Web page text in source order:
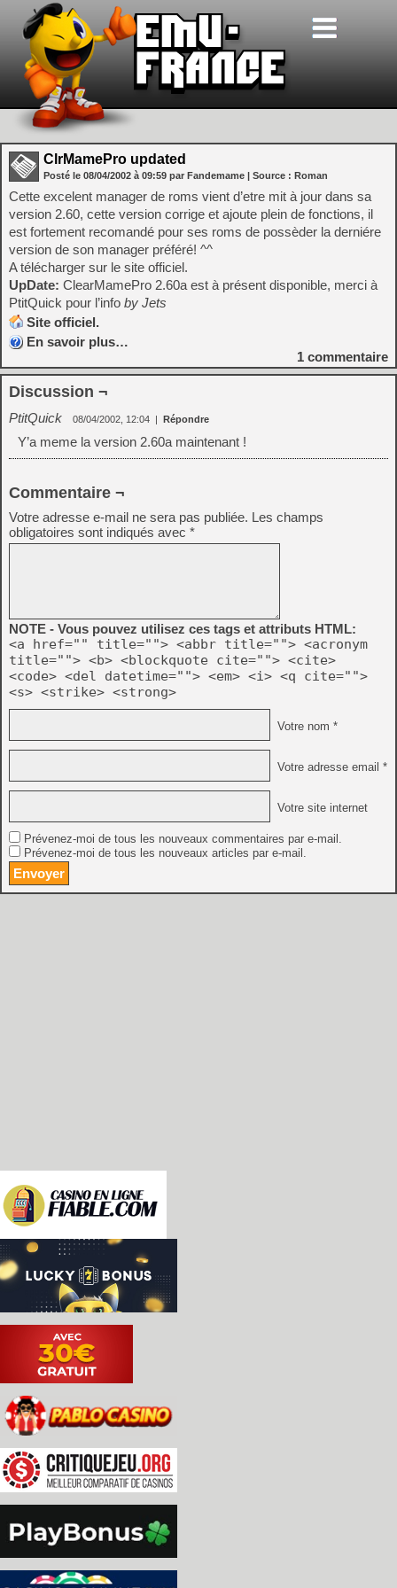
ClrMamePro updated
Posté le 08/04/2002 à 09:59 par Fandemame | Source : Roman
Cette excelent manager de roms vient d’etre mit à jour dans sa
version 2.60, cette version corrige et ajoute plein de fonctions, il
est fortement recomandé pour ses roms de possèder la derniére
version de son manager préféré! ^^
A télécharger sur le site officiel.
UpDate: ClearMamePro 2.60a est à présent disponible, merci à
PtitQuick pour l’info by Jets
Site officiel.
En savoir plus…
1 commentaire
Discussion ¬
PtitQuick 08/04/2002, 12:04 | Répondre
Y’a meme la version 2.60a maintenant !
Commentaire ¬
Votre adresse e-mail ne sera pas publiée. Les champs
obligatoires sont indiqués avec *
NOTE - Vous pouvez utilisez ces tags et attributs HTML:
<a href="" title=""> <abbr title=""> <acronym
title=""> <b> <blockquote cite=""> <cite>
<code> <del datetime=""> <em> <i> <q cite="">
<s> <strike> <strong>
Votre nom *
Votre adresse email *
Votre site internet
Prévenez-moi de tous les nouveaux commentaires par e-mail.
Prévenez-moi de tous les nouveaux articles par e-mail.